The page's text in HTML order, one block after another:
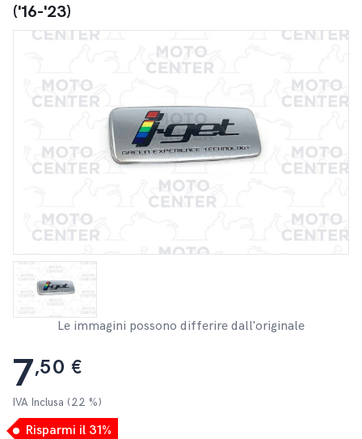
('16-'23)
Le immagini possono differire dall'originale
7,50 €
IVA Inclusa (22 %)
Risparmi il 31%